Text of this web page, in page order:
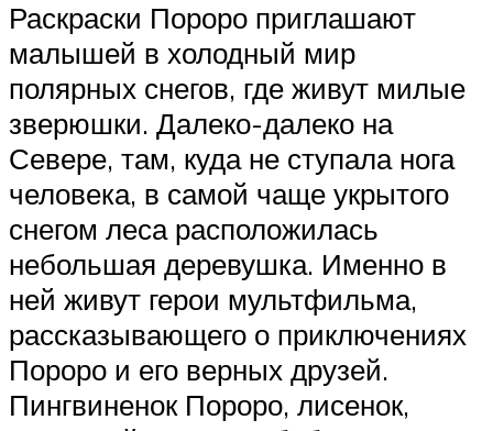
Раскраски Пороро приглашают
малышей в холодный мир
полярных снегов, где живут милые
зверюшки. Далеко-далеко на
Севере, там, куда не ступала нога
человека, в самой чаще укрытого
снегом леса расположилась
небольшая деревушка. Именно в
ней живут герои мультфильма,
рассказывающего о приключениях
Пороро и его верных друзей.
Пингвиненок Пороро, лисенок,